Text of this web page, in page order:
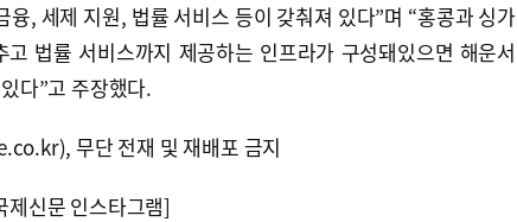
융, 세제 지원, 법률 서비스 등이 갖춰져 있다”며 “홍콩과 싱가
법률 서비스까지 제공하는 인프라가 구성돼있으면 해운서
다”고 주장했다.
무단 전재 및 재배포 금지
제신문 인스타그램]